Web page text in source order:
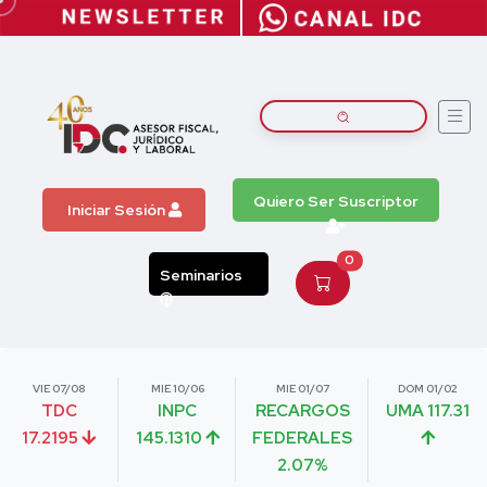
Iniciar Sesión Quiero Ser Suscriptor
Seminarios
0
VIE 07/08
TDC
17.2195
MIE 10/06
INPC
145.1310
MIE 01/07
RECARGOS
FEDERALES
2.07%
DOM 01/02
UMA 117.31